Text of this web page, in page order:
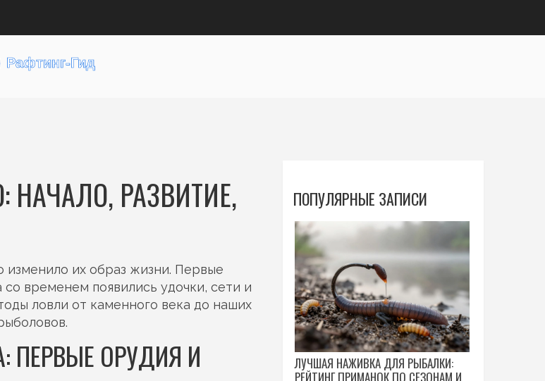
РАЗВИТИЕ,
изменило их образ жизни. Первые
временем появились удочки, сети и
ловли от каменного века до наших
ПЕРВЫЕ ОРУДИЯ И
ПОПУЛЯРНЫЕ ЗАПИСИ
ЛУЧШАЯ НАЖИВКА ДЛЯ РЫБАЛКИ:
РЕЙТИНГ ПРИМАНОК ПО СЕЗОНАМ И